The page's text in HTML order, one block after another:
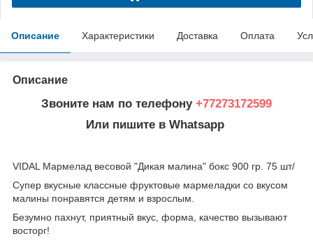
Описание Характеристики Доставка Оплата
Описание
Звоните нам по телефону +77273172599
Или пишите в Whatsapp
VIDAL Мармелад весовой "Дикая малина" бокс 900 гр. 75 шт/
Супер вкусные классные фруктовые мармеладки со вкусом
малины понравятся детям и взрослым.
Безумно пахнут, приятный вкус, форма, качество вызывают
восторг!